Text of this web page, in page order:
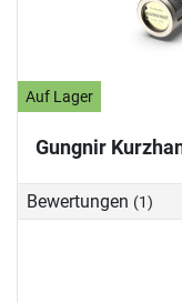
Auf Lager
Gungnir
Bewertungen (1)